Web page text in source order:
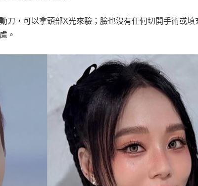
，可以拿頭部X光來驗；臉也沒有任何切開手術或填
。